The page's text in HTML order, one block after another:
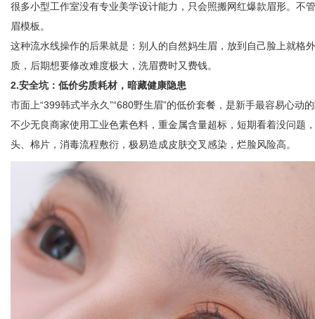
很多小型工作室没有专业美学设计能力，只会照搬网红爆款眉形。不
眉模板。
这种流水线操作的后果就是：别人的自然妈生眉，放到自己脸上就格
质，后期想要修改难度极大，洗眉费时又费钱。
2.安全坑：低价劣质耗材，暗藏健康隐患
市面上“399韩式半永久”“680野生眉”的低价套餐，是新手最容易心动
不少无良商家使用工业色素色料，重金属含量超标，短期看着没问题
头、棉片，消毒流程敷衍，极易造成皮肤交叉感染，烂脸风险高。